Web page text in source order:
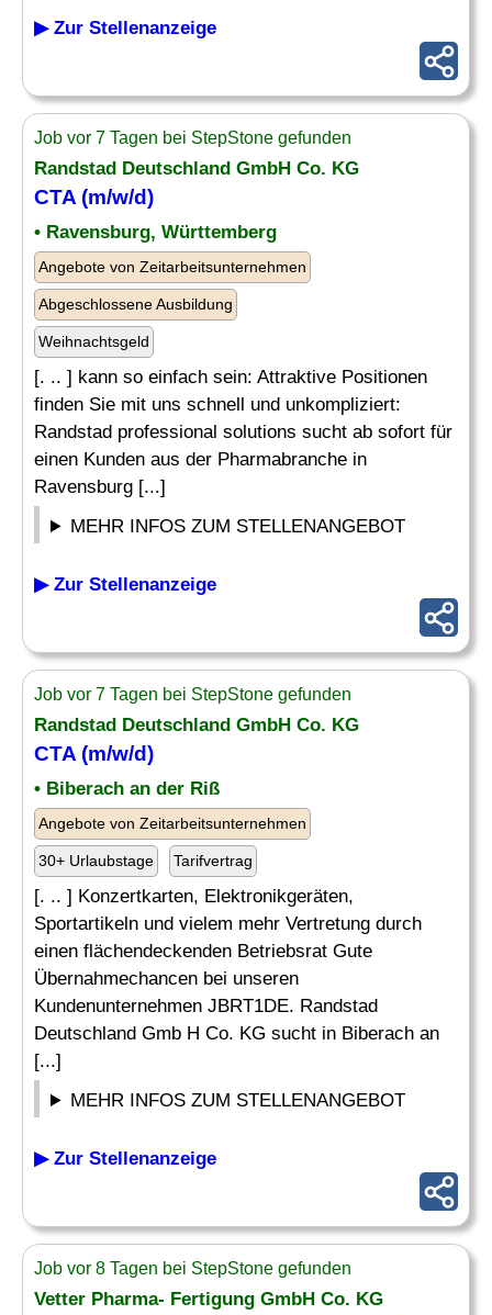
▶ Zur Stellenanzeige
Job vor 7 Tagen bei StepStone gefunden
Randstad Deutschland GmbH Co. KG
CTA (m/w/d)
• Ravensburg, Württemberg
Angebote von Zeitarbeitsunternehmen
Abgeschlossene Ausbildung
Weihnachtsgeld
[. .. ] kann so einfach sein: Attraktive Positionen
finden Sie mit uns schnell und unkompliziert:
Randstad professional solutions sucht ab sofort für
einen Kunden aus der Pharmabranche in
Ravensburg [...]
MEHR INFOS ZUM STELLENANGEBOT
▶ Zur Stellenanzeige
Job vor 7 Tagen bei StepStone gefunden
Randstad Deutschland GmbH Co. KG
CTA (m/w/d)
• Biberach an der Riß
Angebote von Zeitarbeitsunternehmen
30+ Urlaubstage Tarifvertrag
[. .. ] Konzertkarten, Elektronikgeräten,
Sportartikeln und vielem mehr Vertretung durch
einen flächendeckenden Betriebsrat Gute
Übernahmechancen bei unseren
Kundenunternehmen JBRT1DE. Randstad
Deutschland Gmb H Co. KG sucht in Biberach an
[...]
MEHR INFOS ZUM STELLENANGEBOT
▶ Zur Stellenanzeige
Job vor 8 Tagen bei StepStone gefunden
Vetter Pharma- Fertigung GmbH Co. KG